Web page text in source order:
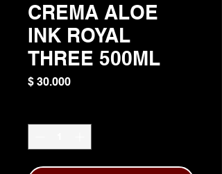
CREMA ALOE
INK ROYAL
THREE 500ML
$ 30.000Precio